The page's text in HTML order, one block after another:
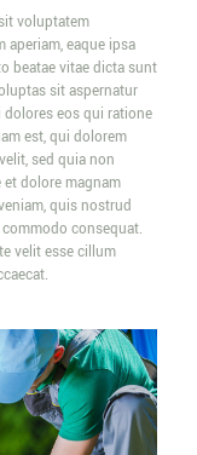
voluptatem
eaque ipsa
beatae vitae dicta sunt
sit aspernatur
eos qui ratione
est, qui dolorem
sed quia non
dolore magnam
quis nostrud
consequat.
velit esse cillum